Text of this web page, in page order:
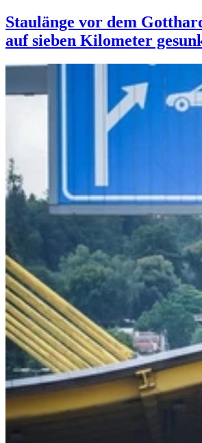
Staulänge vor dem
auf sieben Kilometer